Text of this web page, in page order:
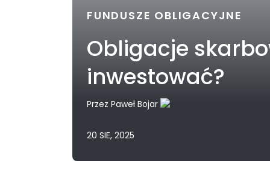
FUNDUSZE OBLIGACYJNE
Obligacje
inwestować?
Przez Paweł Bojar
20 SIE, 2025